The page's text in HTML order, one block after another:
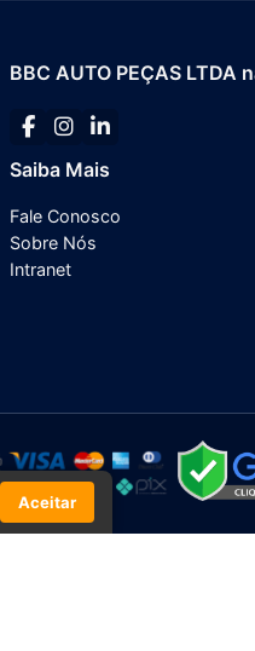
BBC AUTO PEÇAS LTDA
Saiba Mais
Fale Conosco
Sobre Nós
Intranet
Aceitar